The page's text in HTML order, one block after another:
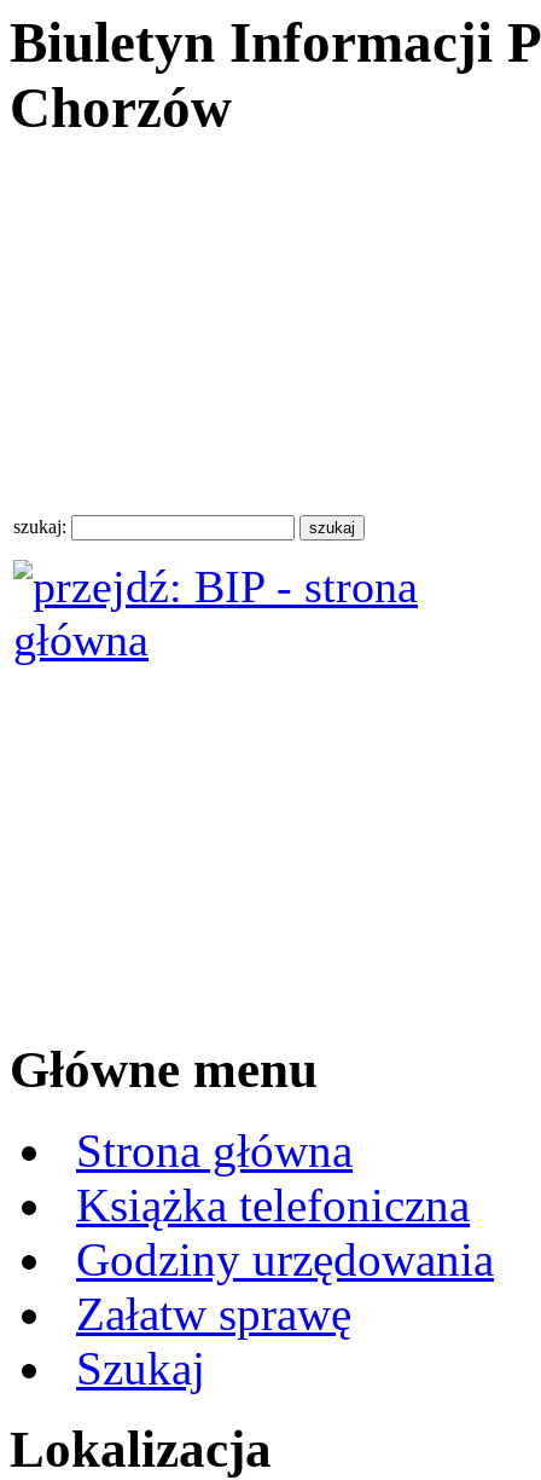
Biuletyn Informacji
Chorzów
szukaj:
Główne menu
Strona główna
Książka telefoniczna
Godziny urzędowania
Załatw sprawę
Szukaj
Lokalizacja